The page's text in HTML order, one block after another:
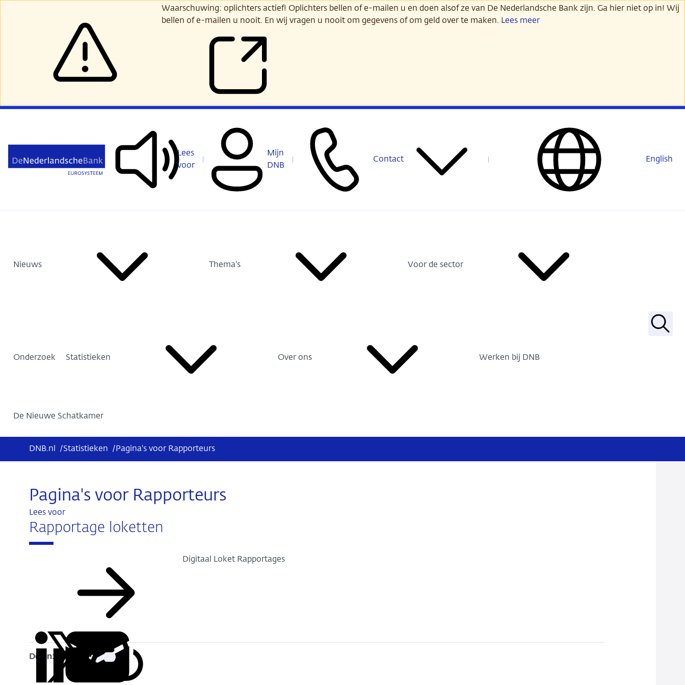
Waarschuwing: oplichters actief! Oplichters bellen of e-mailen u en doen alsof ze van De Nederlandsche Bank zijn. Ga hier niet op in! Wij
bellen of e-mailen u nooit. En wij vragen u nooit om gegevens of om geld over te maken. Lees meer
Lees
voor
Mijn
DNB
Contact English
Nieuws Thema's Voor de sector
Onderzoek Statistieken Over ons Werken bij DNB
De Nieuwe Schatkamer
Zoek
DNB.nl /Statistieken / Pagina's voor Rapporteurs
Pagina's voor Rapporteurs
Lees voor
Rapportage loketten
Digitaal Loket Rapportages
Delen:
Deel
via
DeelDeelKopieer